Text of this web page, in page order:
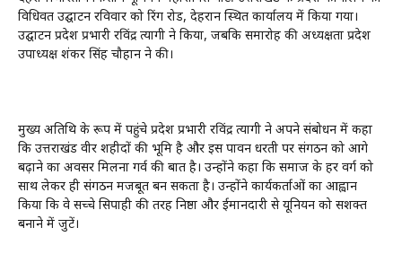
विधिवत उद्घाटन रविवार को रिंग रोड, देहरादून स्थित कार्यालय में किया गया।
उद्घाटन प्रदेश प्रभारी रविंद्र त्यागी ने किया, जबकि समारोह की अध्यक्षता प्रदेश
उपाध्यक्ष शंकर सिंह चौहान ने की।
मुख्य अतिथि के रूप में पहुंचे प्रदेश प्रभारी रविंद्र त्यागी ने अपने संबोधन में कहा
कि उत्तराखंड वीर शहीदों की भूमि है और इस पावन धरती पर संगठन को आगे
बढ़ाने का अवसर मिलना गर्व की बात है। उन्होंने कहा कि समाज के हर वर्ग को
साथ लेकर ही संगठन मजबूत बन सकता है। उन्होंने कार्यकर्ताओं का आह्वान
किया कि वे सच्चे सिपाही की तरह निष्ठा और ईमानदारी से यूनियन को सशक्त
बनाने में जुटें।